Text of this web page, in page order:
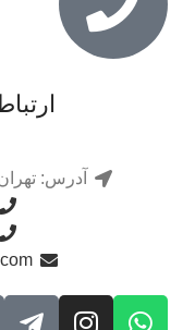
آدرس: